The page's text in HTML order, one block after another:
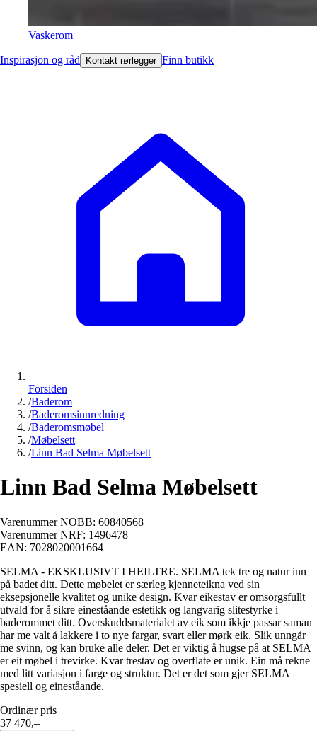
Vaskerom
Inspirasjon og råd Kontakt rørlegger Finn butikk
Forsiden
/Baderom
/Baderomsinnredning
/Baderomsmøbel
/Møbelsett
/Linn Bad Selma Møbelsett
Linn Bad Selma Møbelsett
Varenummer NOBB: 60840568
Varenummer NRF: 1496478
EAN: 7028020001664
SELMA - EKSKLUSIVT I HEILTRE. SELMA tek tre og natur inn
på badet ditt. Dette møbelet er særleg kjenneteikna ved sin
eksepsjonelle kvalitet og unike design. Kvar eikestav er omsorgsfullt
utvald for å sikre eineståande estetikk og langvarig slitestyrke i
baderommet ditt. Overskuddsmaterialet av eik som ikkje passar saman
har me valt å lakkere i to nye fargar, svart eller mørk eik. Slik unngår
me svinn, og kan bruke alle deler. Det er viktig å hugse på at SELMA
er eit møbel i trevirke. Kvar trestav og overflate er unik. Ein må rekne
med litt variasjon i farge og struktur. Det er det som gjer SELMA
spesiell og eineståande.
Ordinær pris
37 470,–